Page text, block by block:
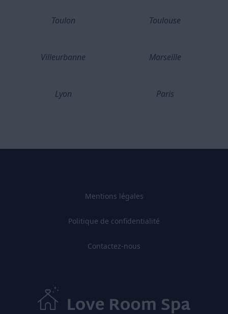
Toulon Toulouse
Villeurbanne Marseille
Lyon Paris
Mentions légales
Politique de confidentialité
Contactez-nous